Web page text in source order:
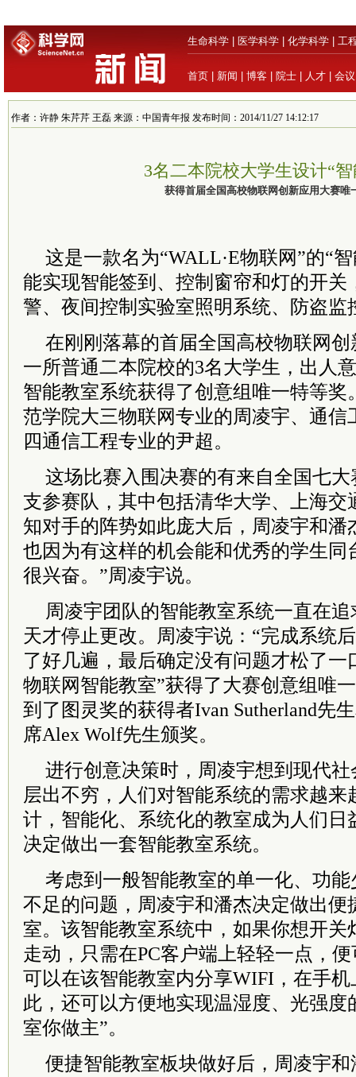
生命科学 医学科学 化学科学 工
首页 新闻 博客 院士 人才 会议
作者：许静 朱芹芹 王磊 来源：中国青年报 发布时间：2014/11/27 14:12:17
3名二本院校大学生设计“
获得首届全国高校物联网创新应用大赛唯
这是一款名为“WALL·E物联网”的“
能实现智能签到、控制窗帘和灯的开关
警、夜间控制实验室照明系统、防盗监
在刚刚落幕的首届全国高校物联网
一所普通二本院校的3名大学生，出人
智能教室系统获得了创意组唯一特等奖
范学院大三物联网专业的周凌宇、通信
四通信工程专业的尹超。
这场比赛入围决赛的有来自全国七大
支参赛队，其中包括清华大学、上海交
知对手的阵势如此庞大后，周凌宇和潘
也因为有这样的机会能和优秀的学生同
很兴奋。”周凌宇说。
周凌宇团队的智能教室系统一直在
天才停止更改。周凌宇说：“完成系统
了好几遍，最后确定没有问题才松了一
物联网智能教室”获得了大赛创意组唯
到了图灵奖的获得者Ivan Sutherland先
席Alex Wolf先生颁奖。
进行创意决策时，周凌宇想到现代
层出不穷，人们对智能系统的需求越来
计，智能化、系统化的教室成为人们日
决定做出一套智能教室系统。
考虑到一般智能教室的单一化、功
不足的问题，周凌宇和潘杰决定做出便
室。该智能教室系统中，如果你想开关
走动，只需在PC客户端上轻轻一点，
可以在该智能教室内分享WIFI，在手
此，还可以方便地实现温湿度、光强度
室你做主”。
便捷智能教室板块做好后，周凌宇